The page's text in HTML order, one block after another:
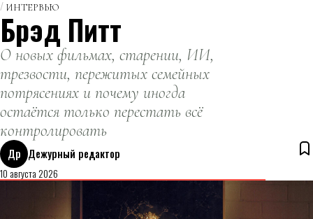
ИНТЕРВЬЮ
Брэд Питт
О новых фильмах, старении, ИИ,
трезвости, пережитых семейных
потрясениях и почему иногда
остаётся только перестать всё
контролировать
Др Дежурный редактор
10 августа 2026